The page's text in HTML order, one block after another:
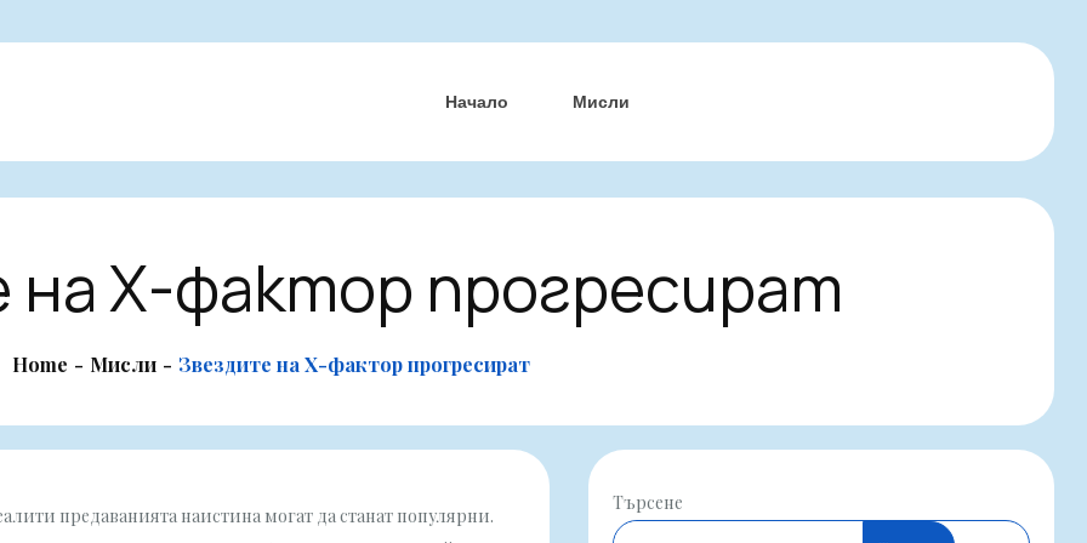
Начало Мисли
Х-фактор прогресират
Home Мисли Звездите на Х-фактор прогресират
предаванията наистина могат да станат популярни.
Търсене